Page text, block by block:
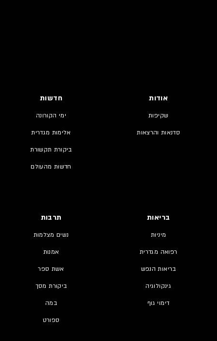
אודות
שקיפות
סדנאות והרצאות
חדשות
ימי הקורונה
אלימות מגדרית
ביקורת תקשורת
חדשות מהעולם
בריאות
מיניות
רפואה מגדרית
בריאות הנפש
גינקולוגיה
דימוי גוף
תרבות
נשים מצלמות
אמנות
אשת ספר
ביקורת מסך
במה
ספורט